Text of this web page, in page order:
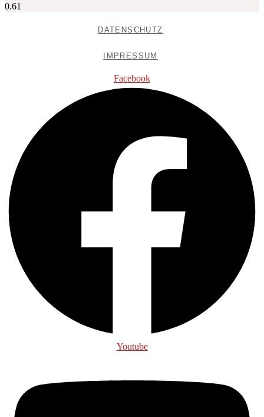
DATENSCHUTZ
IMPRESSUM
Facebook
Youtube